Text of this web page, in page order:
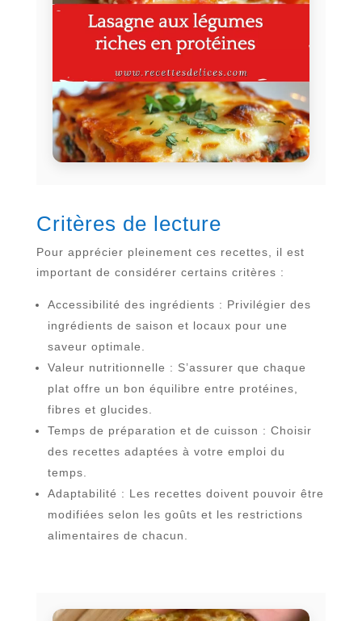
Critères de lecture
Pour apprécier pleinement ces recettes, il est
important de considérer certains critères :
Accessibilité des ingrédients : Privilégier des
ingrédients de saison et locaux pour une
saveur optimale.
Valeur nutritionnelle : S’assurer que chaque
plat offre un bon équilibre entre protéines,
fibres et glucides.
Temps de préparation et de cuisson : Choisir
des recettes adaptées à votre emploi du
temps.
Adaptabilité : Les recettes doivent pouvoir être
modifiées selon les goûts et les restrictions
alimentaires de chacun.